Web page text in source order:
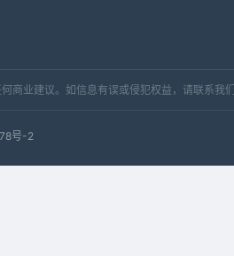
业建议。如信息有误或侵犯权益，请联系我们
号-2